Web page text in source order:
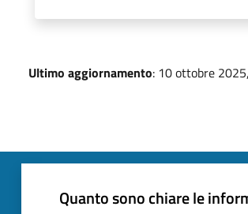
Ultimo aggiornamento: 10 ottobre
Quanto sono chiare le